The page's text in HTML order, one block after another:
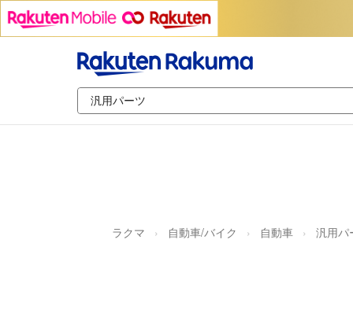
ラクマ 自動車/バイク 自動車 汎用パ